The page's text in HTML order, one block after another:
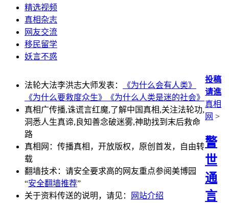
精选视频
真相杂志
网友交流
移民留学
妖言不惑
法轮大法李洪志大师发表：
《为什么会有人类》
《为什么要救度众生》
《为什么人类是迷的社会》
真相广传播,诛谎言红魔,了解中国真相,关注法轮功,
洞悉人生真谛,良知善念破迷雾,神助找到末后救命
路
真相网：传播真相，开放版权，原创首发，自由转
载
翻墙技术：请安全要求高的网友重点参阅美博园
“安全翻墙推荐”
关于资料传送的说明，请见：
网站介绍
投稿
请進
真相
网 >
警
世
通
言